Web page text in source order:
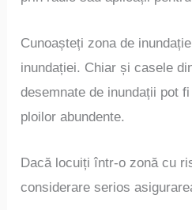
Cunoașteți zona de
inundației. Chiar și casele
desemnate de inundații pot
ploilor abundente.
Dacă locuiți într-o zonă cu
considerare serios